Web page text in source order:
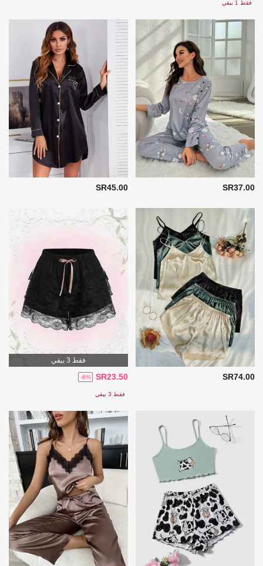
فقط 1 بيقي
SR37.00
SR45.00
SR74.00
فقط 3 بيقي
SR23.50
-6%
فقط 3 بيقي